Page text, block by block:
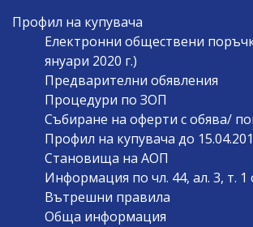
Профил на купувача
Електронни обществени
януари 2020 г.)
Предварителни обявления
Процедури по ЗОП
Събиране на оферти с обява/
Профил на купувача до
Становища на АОП
Информация по чл. 44, ал. 3, т. 1
Вътрешни правила
Обща информация